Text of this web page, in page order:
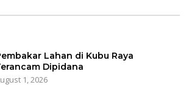
Lahan di Kubu Raya
Dipidana
1, 2026